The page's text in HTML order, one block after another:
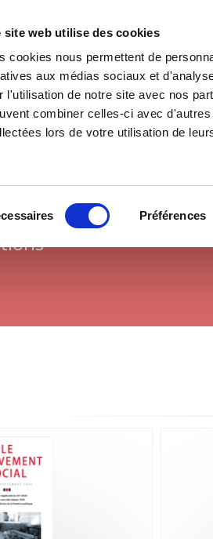
site web utilise des cookies
cookies nous permettent de
aux médias sociaux et
l'utilisation de notre site avec nos
combiner celles-ci avec
lors de votre utilisation de
Préférences
Accueil